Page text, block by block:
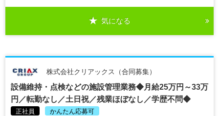
気になる
株式会社クリアックス（合同募集）
設備維持・点検などの施設管理業務◆月給25万円～33万
円／転勤なし／土日祝／残業ほぼなし／学歴不問◆
正社員 かんたん応募可